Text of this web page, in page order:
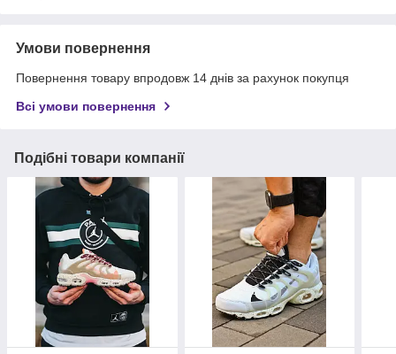
Умови повернення
Повернення товару впродовж 14 днів за рахунок покупця
Всі умови повернення
Подібні товари компанії